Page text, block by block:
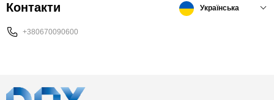
Контакти
+380670090600
Українська